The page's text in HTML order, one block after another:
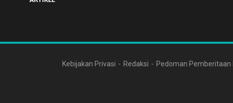
Kebijakan Privasi Redaksi Pedoman Pemberitaan